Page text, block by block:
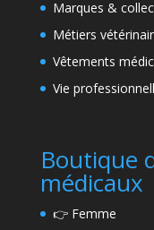
Marques &
Métiers
Vêtements
Vie
Boutique
médicaux
👉 Femme